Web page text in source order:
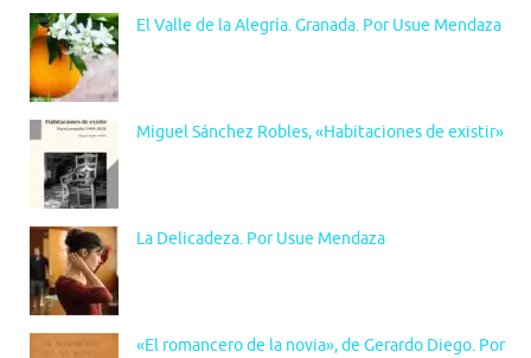
El Valle de la Alegría. Granada. Por Usue Mendaza
Miguel Sánchez Robles, «Habitaciones de existir»
La Delicadeza. Por Usue Mendaza
«El romancero de la novia», de Gerardo Diego. Por